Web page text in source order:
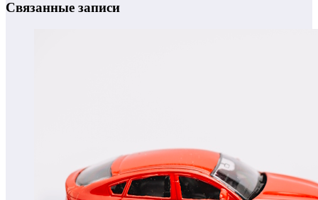
Связанные записи